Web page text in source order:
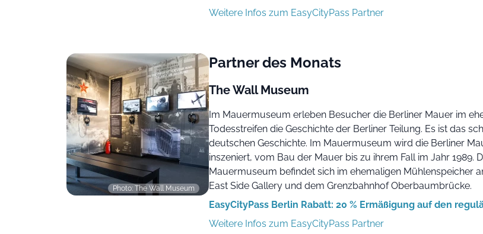
Weitere Infos zum EasyCityPass Partner
Photo: The Wall Museum
Partner des Monats
The Wall Museum
Im Mauermuseum erleben Besucher die Berliner Mauer im
Todesstreifen die Geschichte der Berliner Teilung. Es ist das
deutschen Geschichte. Im Mauermuseum wird die Berliner
inszeniert, vom Bau der Mauer bis zu ihrem Fall im Jahr 1989.
Mauermuseum befindet sich im ehemaligen Mühlenspeicher
East Side Gallery und dem Grenzbahnhof Oberbaumbrücke.
EasyCityPass Berlin Rabatt: 20 % Ermäßigung auf den
Weitere Infos zum EasyCityPass Partner